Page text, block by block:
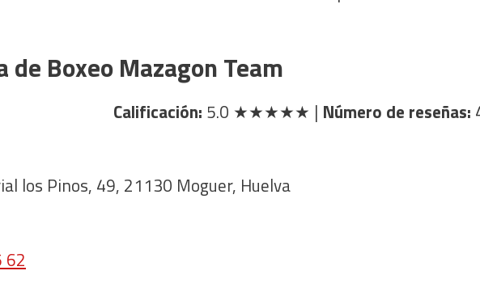
de Boxeo Mazagon Team
Calificación: 5.0 ★★★★★ | Número de reseñas:
los Pinos, 49, 21130 Moguer, Huelva
62